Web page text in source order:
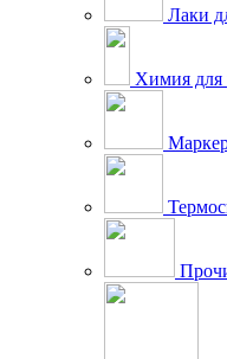
Лаки
Химия для